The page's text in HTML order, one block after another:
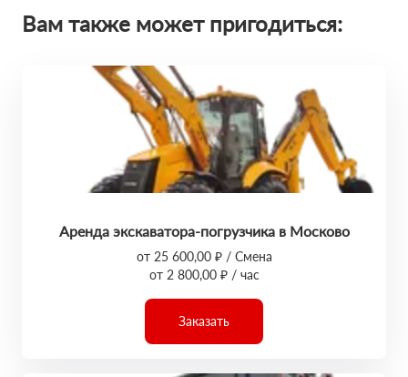
Вам также может пригодиться:
Аренда экскаватора-погрузчика в Москово
от 25 600,00 ₽ / Смена
от 2 800,00 ₽ / час
Заказать